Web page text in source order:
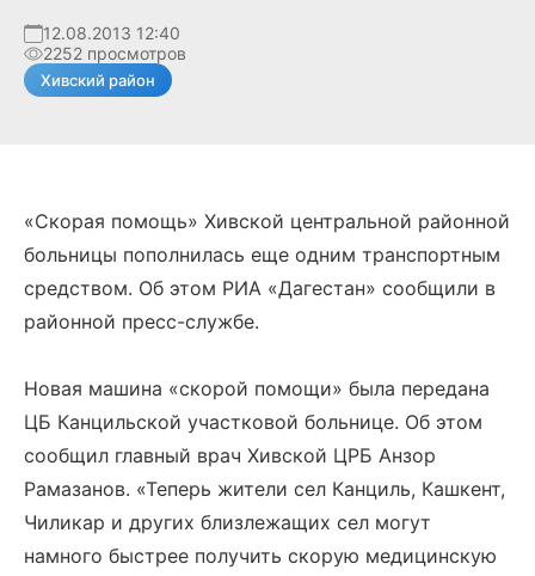
12.08.2013 12:40
2252 просмотров
Хивский район
«Скорая помощь» Хивской центральной районной
больницы пополнилась еще одним транспортным
средством. Об этом РИА «Дагестан» сообщили в
районной пресс-службе.
Новая машина «скорой помощи» была передана
ЦБ Канцильской участковой больнице. Об этом
сообщил главный врач Хивской ЦРБ Анзор
Рамазанов. «Теперь жители сел Канциль, Кашкент,
Чиликар и других близлежащих сел могут
намного быстрее получить скорую медицинскую